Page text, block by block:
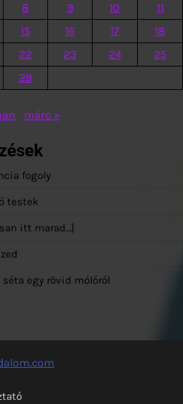
8 9 10
11
15 16 17
18
22 23 24
25
29
márc »
fogoly
testek
itt marad…]
séta egy rövid mólóról